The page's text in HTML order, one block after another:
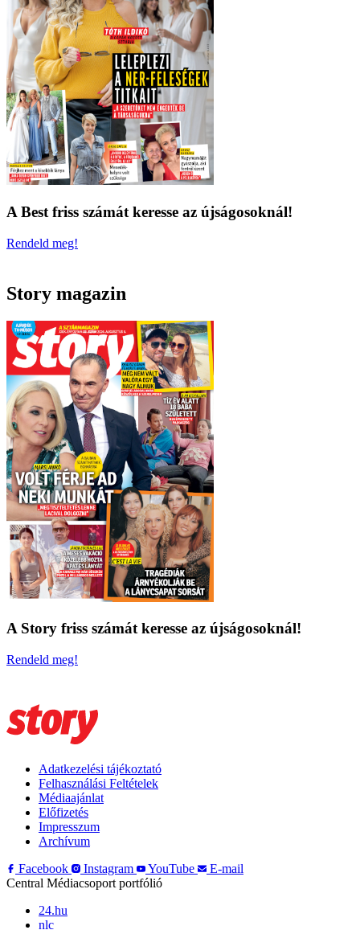
A Best friss számát keresse az újságosoknál!
Rendeld meg!
Story magazin
A Story friss számát keresse az újságosoknál!
Rendeld meg!
Adatkezelési tájékoztató
Felhasználási Feltételek
Médiaajánlat
Előfizetés
Impresszum
Archívum
Facebook
Instagram YouTube
E-mail
Central Médiacsoport portfólió
24.hu
nlc